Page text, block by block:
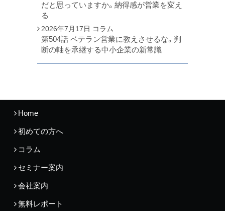
だと思っていますか。納得感が営業を変え
る
2026年7月17日 コラム
第504話 ベテラン営業に教えさせるな。判
断の軸を承継する中小企業の新常識
Home
初めての方へ
コラム
セミナー案内
会社案内
無料レポート